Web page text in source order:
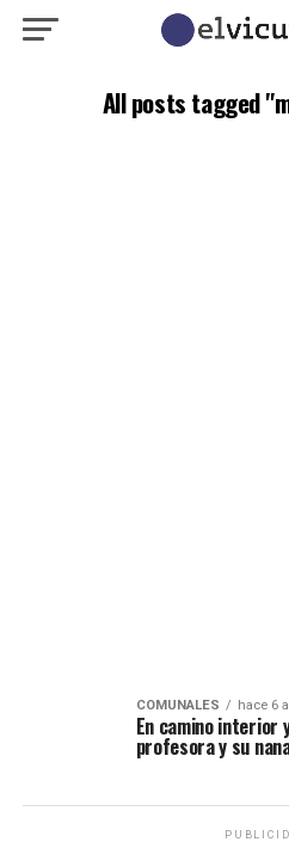
All posts tagged
COMUNALES hace 6
En camino interior
profesora y su